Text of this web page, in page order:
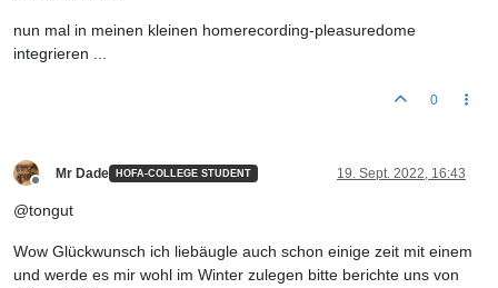
nun mal in meinen kleinen homerecording-pleasuredome
integrieren ...
0
Mr Dade HOFA-COLLEGE STUDENT 19. Sept. 2022, 16:43
@tongut
Wow Glückwunsch ich liebäugle auch schon einige zeit mit einem
und werde es mir wohl im Winter zulegen bitte berichte uns von